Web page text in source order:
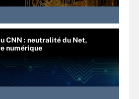
CNN : neutralité du Net,
numérique